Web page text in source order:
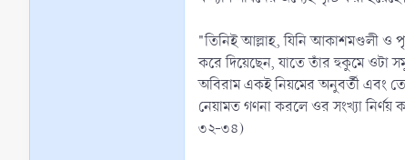
"তিনিই আল্লাহ, যিনি আকাশমণ্ডলী ও
করে দিয়েছেন, যাতে তাঁর হুকুমে ওটা
অবিরাম একই নিয়মের অনুবর্তী এবং
নেয়ামত গণনা করলে ওর সংখ্যা
৩২-৩৪)